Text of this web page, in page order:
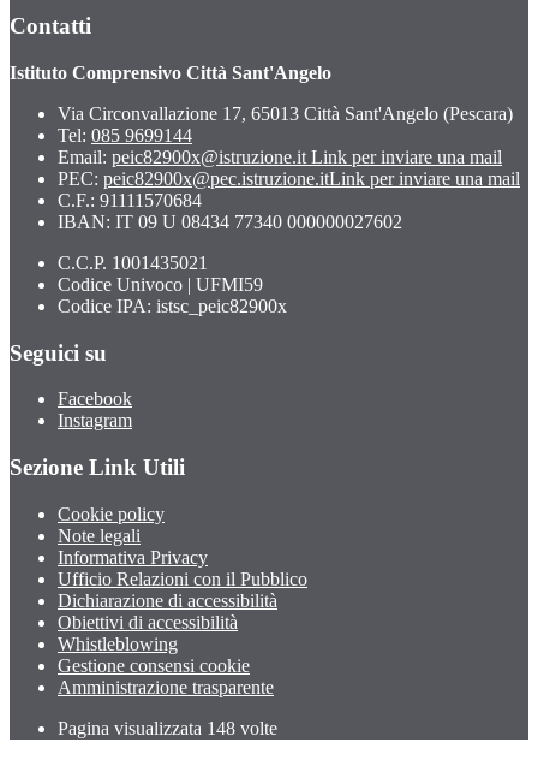
Contatti
Istituto Comprensivo Città Sant'Angelo
Via Circonvallazione 17, 65013 Città Sant'Angelo (Pescara)
Tel: 085 9699144
Email: peic82900x@istruzione.it Link per inviare una mail
PEC: peic82900x@pec.istruzione.itLink per inviare una mail
C.F.: 91111570684
IBAN: IT 09 U 08434 77340 000000027602
C.C.P. 1001435021
Codice Univoco | UFMI59
Codice IPA: istsc_peic82900x
Seguici su
Facebook
Instagram
Sezione Link Utili
Cookie policy
Note legali
Informativa Privacy
Ufficio Relazioni con il Pubblico
Dichiarazione di accessibilità
Obiettivi di accessibilità
Whistleblowing
Gestione consensi cookie
Amministrazione trasparente
Pagina visualizzata 148 volte